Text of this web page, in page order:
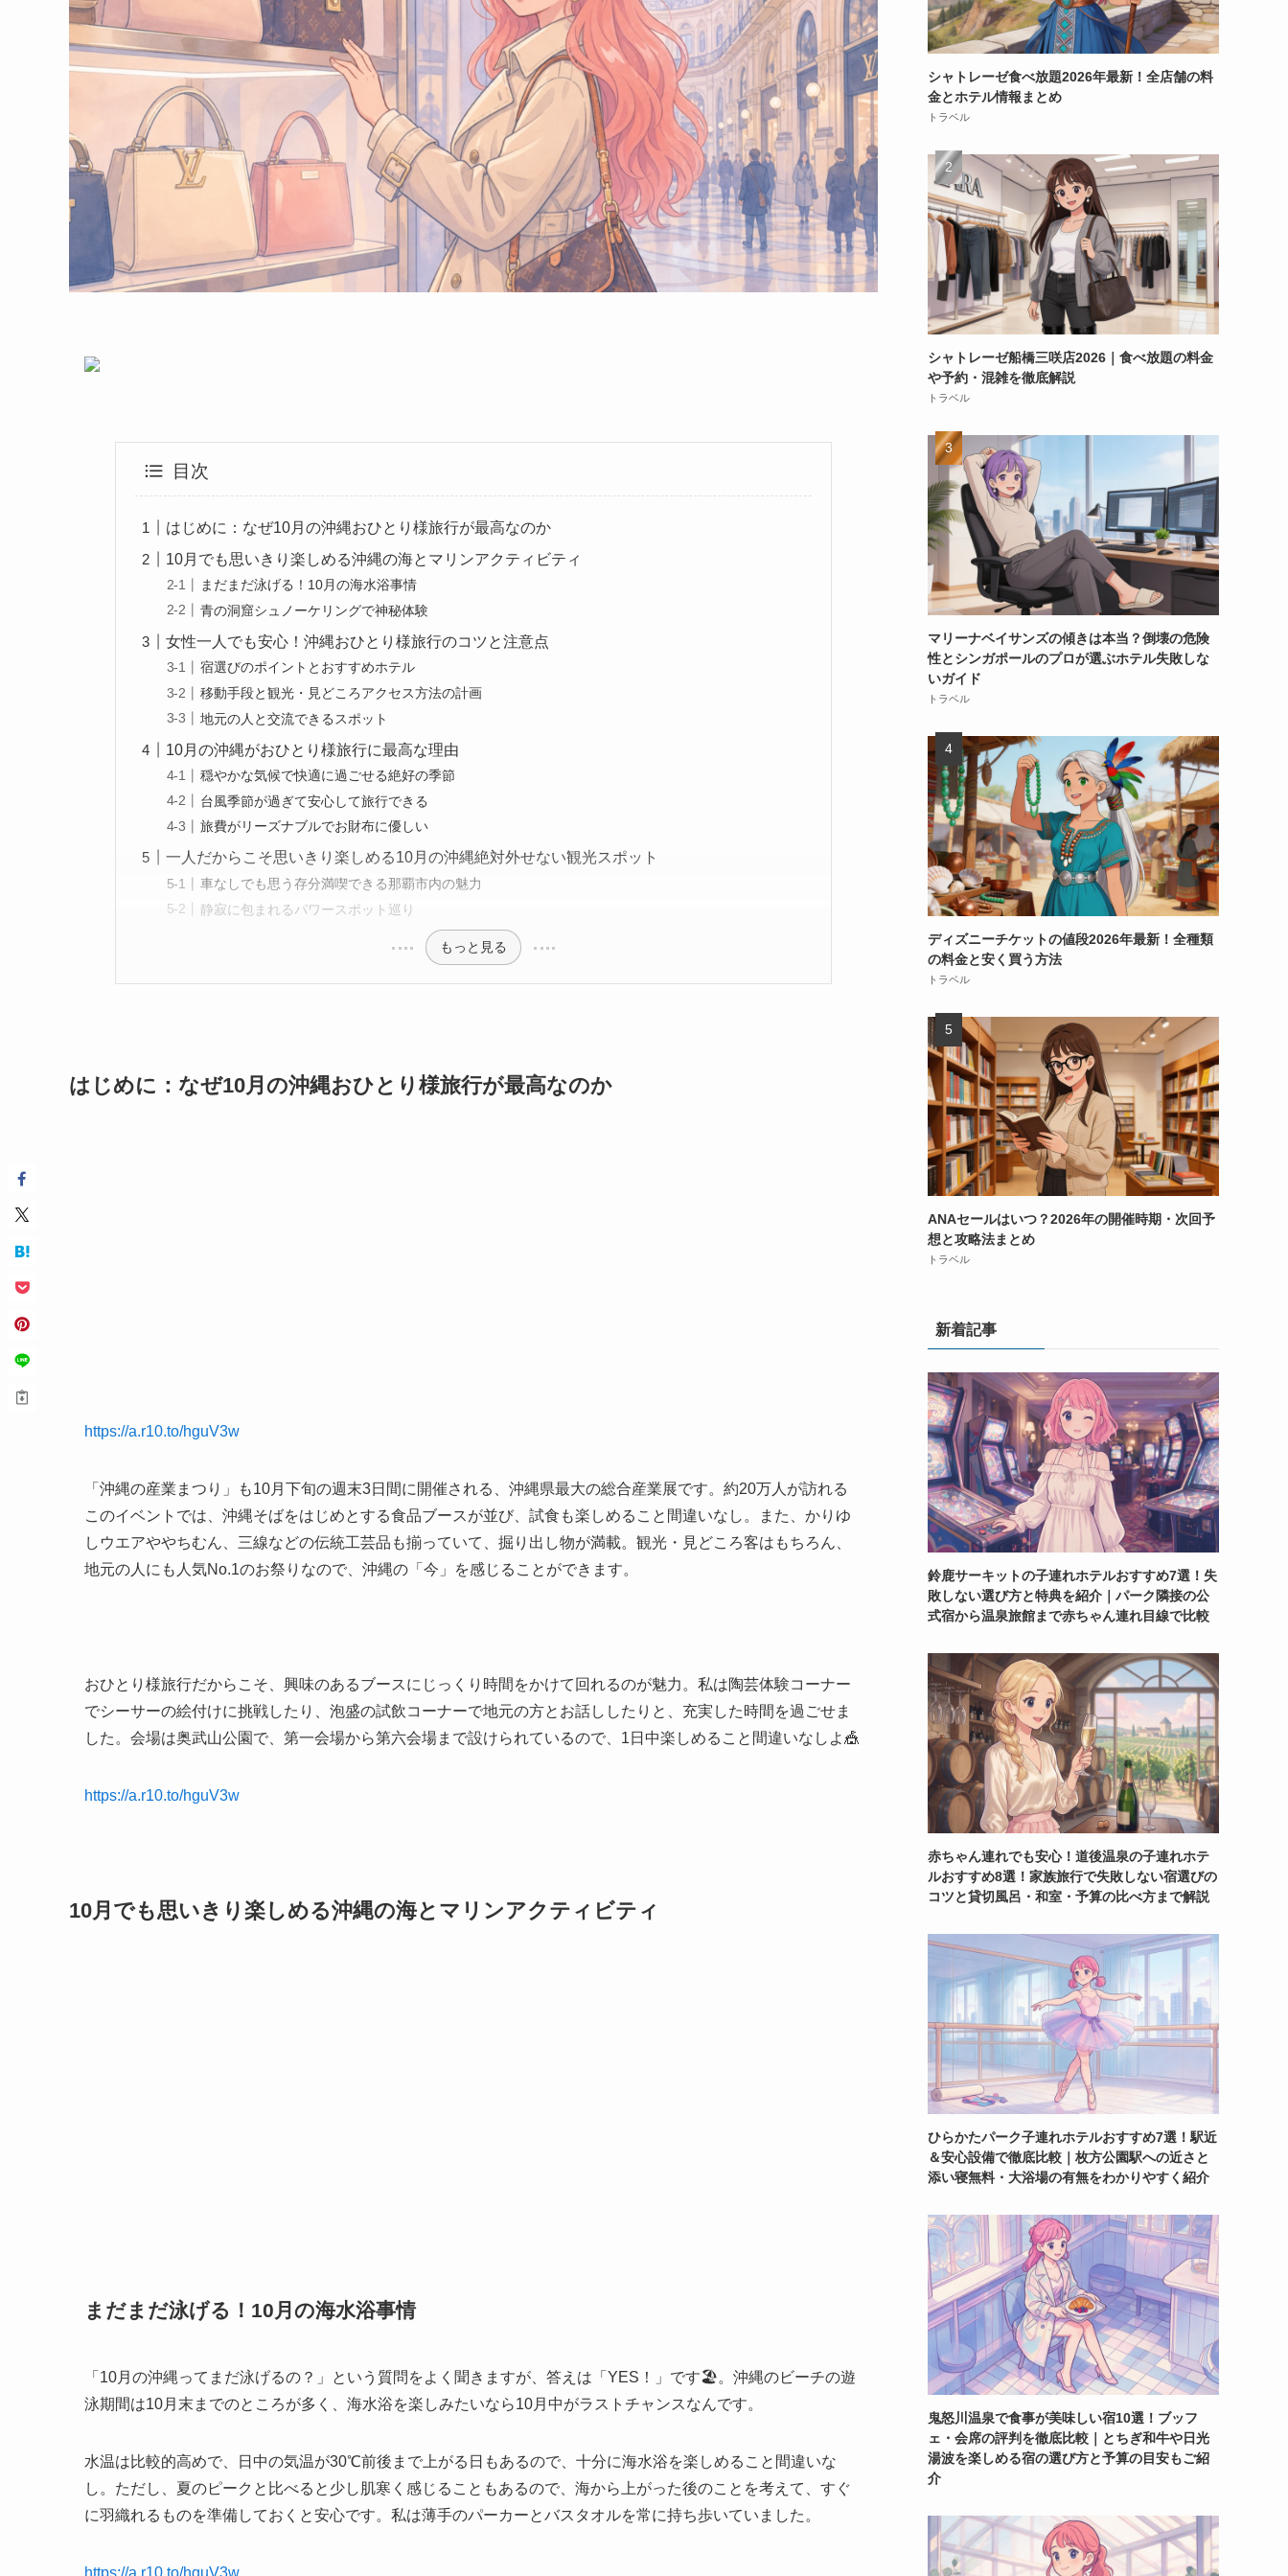
目次
はじめに：なぜ10月の沖縄おひとり様旅行が最高なのか
10月でも思いきり楽しめる沖縄の海とマリンアクティビティ
まだまだ泳げる！10月の海水浴事情
青の洞窟シュノーケリングで神秘体験
女性一人でも安心！沖縄おひとり様旅行のコツと注意点
宿選びのポイントとおすすめホテル
移動手段と観光・見どころアクセス方法の計画
地元の人と交流できるスポット
10月の沖縄がおひとり様旅行に最高な理由
穏やかな気候で快適に過ごせる絶好の季節
台風季節が過ぎて安心して旅行できる
旅費がリーズナブルでお財布に優しい
一人だからこそ思いきり楽しめる10月の沖縄絶対外せない観光スポット
車なしでも思う存分満喫できる那覇市内の魅力
静寂に包まれるパワースポット巡り
もっと見る
はじめに：なぜ10月の沖縄おひとり様旅行が最高なのか
https://a.r10.to/hguV3w
「沖縄の産業まつり」も10月下旬の週末3日間に開催される、沖縄県最大の総合産業展です。約20万人が訪れる
このイベントでは、沖縄そばをはじめとする食品ブースが並び、試食も楽しめること間違いなし。また、かりゆ
しウエアややちむん、三線などの伝統工芸品も揃っていて、掘り出し物が満載。観光・見どころ客はもちろん、
地元の人にも人気No.1のお祭りなので、沖縄の「今」を感じることができます。
おひとり様旅行だからこそ、興味のあるブースにじっくり時間をかけて回れるのが魅力。私は陶芸体験コーナー
でシーサーの絵付けに挑戦したり、泡盛の試飲コーナーで地元の方とお話ししたりと、充実した時間を過ごせま
した。会場は奥武山公園で、第一会場から第六会場まで設けられているので、1日中楽しめること間違いなしよ🎪
https://a.r10.to/hguV3w
10月でも思いきり楽しめる沖縄の海とマリンアクティビティ
まだまだ泳げる！10月の海水浴事情
「10月の沖縄ってまだ泳げるの？」という質問をよく聞きますが、答えは「YES！」です🏖️。沖縄のビーチの遊
泳期間は10月末までのところが多く、海水浴を楽しみたいなら10月中がラストチャンスなんです。
水温は比較的高めで、日中の気温が30℃前後まで上がる日もあるので、十分に海水浴を楽しめること間違いな
し。ただし、夏のピークと比べると少し肌寒く感じることもあるので、海から上がった後のことを考えて、すぐ
に羽織れるものを準備しておくと安心です。私は薄手のパーカーとバスタオルを常に持ち歩いていました。
https://a.r10.to/hguV3w
シャトレーゼ食べ放題2026年最新！全店舗の料
金とホテル情報まとめ
トラベル
シャトレーゼ船橋三咲店2026｜食べ放題の料金
や予約・混雑を徹底解説
トラベル
マリーナベイサンズの傾きは本当？倒壊の危険
性とシンガポールのプロが選ぶホテル失敗しな
いガイド
トラベル
ディズニーチケットの値段2026年最新！全種類
の料金と安く買う方法
トラベル
ANAセールはいつ？2026年の開催時期・次回予
想と攻略法まとめ
トラベル
新着記事
鈴鹿サーキットの子連れホテルおすすめ7選！失
敗しない選び方と特典を紹介｜パーク隣接の公
式宿から温泉旅館まで赤ちゃん連れ目線で比較
赤ちゃん連れでも安心！道後温泉の子連れホテ
ルおすすめ8選！家族旅行で失敗しない宿選びの
コツと貸切風呂・和室・予算の比べ方まで解説
ひらかたパーク子連れホテルおすすめ7選！駅近
＆安心設備で徹底比較｜枚方公園駅への近さと
添い寝無料・大浴場の有無をわかりやすく紹介
鬼怒川温泉で食事が美味しい宿10選！ブッフ
ェ・会席の評判を徹底比較｜とちぎ和牛や日光
湯波を楽しめる宿の選び方と予算の目安もご紹
介